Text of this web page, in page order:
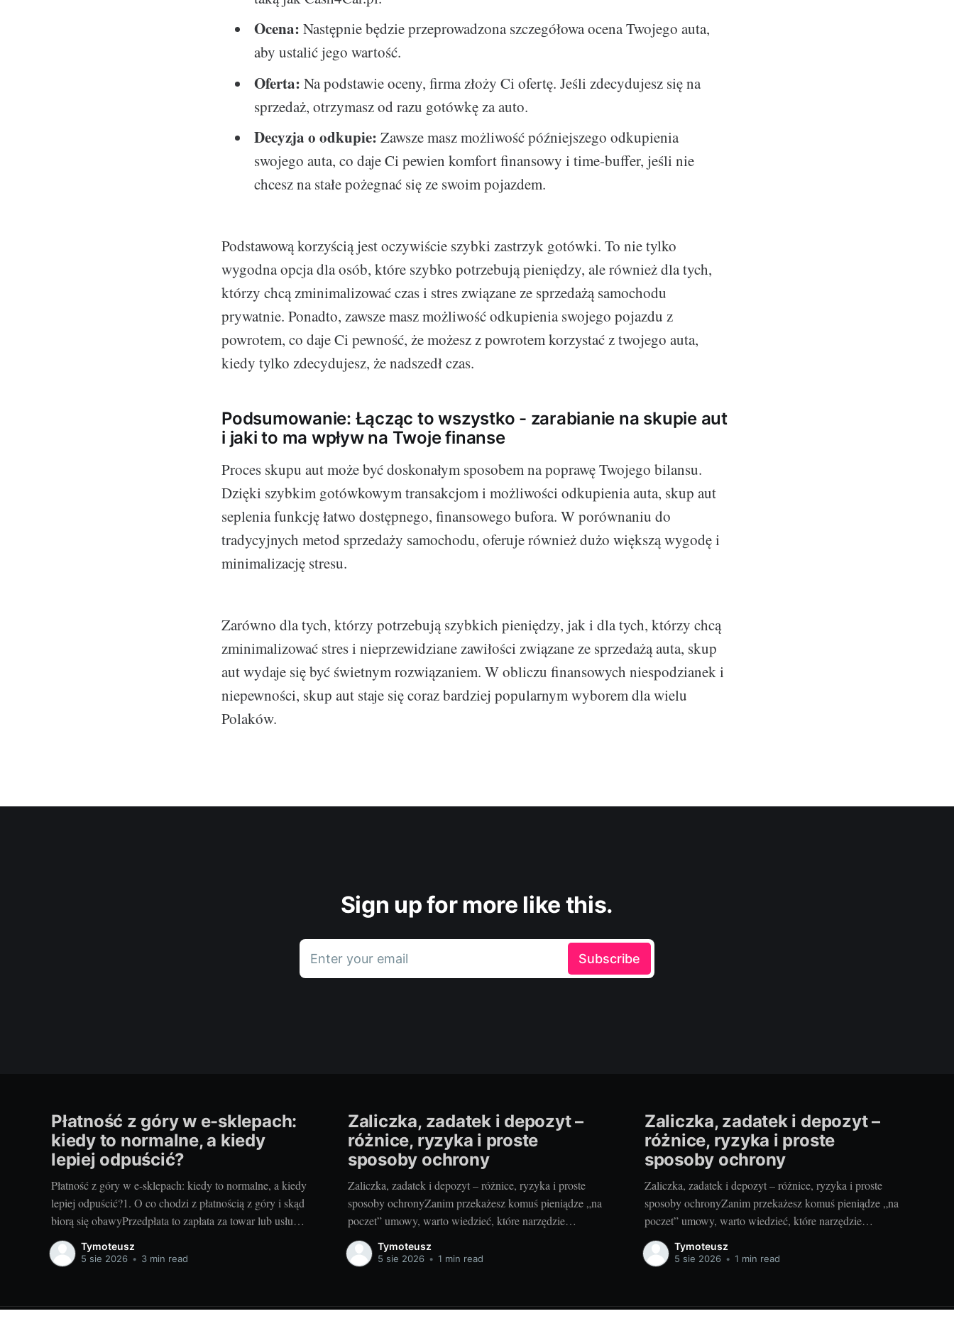
Ocena: Następnie będzie przeprowadzona szczegółowa ocena Twojego auta,
aby ustalić jego wartość.
Oferta: Na podstawie oceny, firma złoży Ci ofertę. Jeśli zdecydujesz się na
sprzedaż, otrzymasz od razu gotówkę za auto.
Decyzja o odkupie: Zawsze masz możliwość późniejszego odkupienia
swojego auta, co daje Ci pewien komfort finansowy i time-buffer, jeśli nie
chcesz na stałe pożegnać się ze swoim pojazdem.
Podstawową korzyścią jest oczywiście szybki zastrzyk gotówki. To nie tylko
wygodna opcja dla osób, które szybko potrzebują pieniędzy, ale również dla tych,
którzy chcą zminimalizować czas i stres związane ze sprzedażą samochodu
prywatnie. Ponadto, zawsze masz możliwość odkupienia swojego pojazdu z
powrotem, co daje Ci pewność, że możesz z powrotem korzystać z twojego auta,
kiedy tylko zdecydujesz, że nadszedł czas.
Podsumowanie: Łącząc to wszystko - zarabianie na skupie aut
i jaki to ma wpływ na Twoje finanse
Proces skupu aut może być doskonałym sposobem na poprawę Twojego bilansu.
Dzięki szybkim gotówkowym transakcjom i możliwości odkupienia auta, skup aut
seplenia funkcję łatwo dostępnego, finansowego bufora. W porównaniu do
tradycyjnych metod sprzedaży samochodu, oferuje również dużo większą wygodę i
minimalizację stresu.
Zarówno dla tych, którzy potrzebują szybkich pieniędzy, jak i dla tych, którzy chcą
zminimalizować stres i nieprzewidziane zawiłości związane ze sprzedażą auta, skup
aut wydaje się być świetnym rozwiązaniem. W obliczu finansowych niespodzianek i
niepewności, skup aut staje się coraz bardziej popularnym wyborem dla wielu
Polaków.
Sign up for more like this.
Enter your email Subscribe
Płatność z góry w e-sklepach:
kiedy to normalne, a kiedy
lepiej odpuścić?
Płatność z góry w e-sklepach: kiedy to normalne, a kiedy
lepiej odpuścić?1. O co chodzi z płatnością z góry i skąd
biorą się obawyPrzedpłata to zapłata za towar lub usługę
zanim sprzedawca je wyśle albo wykona. Sklepy proszą
o nią z kilku powodów: poprawia to płynność finansową,
Tymoteusz
5 sie 2026 • 3 min read
Zaliczka, zadatek i depozyt –
różnice, ryzyka i proste
sposoby ochrony
Zaliczka, zadatek i depozyt – różnice, ryzyka i proste
sposoby ochronyZanim przekażesz komuś pieniądze „na
poczet” umowy, warto wiedzieć, które narzędzie
wybierasz i jakie ma skutki. Inaczej potraktuje to
sprzedawca, inaczej sąd w razie sporu. Dobra decyzja na
Tymoteusz
5 sie 2026 • 1 min read
Zaliczka, zadatek i depozyt –
różnice, ryzyka i proste
sposoby ochrony
Zaliczka, zadatek i depozyt – różnice, ryzyka i proste
sposoby ochronyZanim przekażesz komuś pieniądze „na
poczet” umowy, warto wiedzieć, które narzędzie
wybierasz i jakie ma skutki. Inaczej potraktuje to
sprzedawca, inaczej sąd w razie sporu. Dobra decyzja na
Tymoteusz
5 sie 2026 • 1 min read